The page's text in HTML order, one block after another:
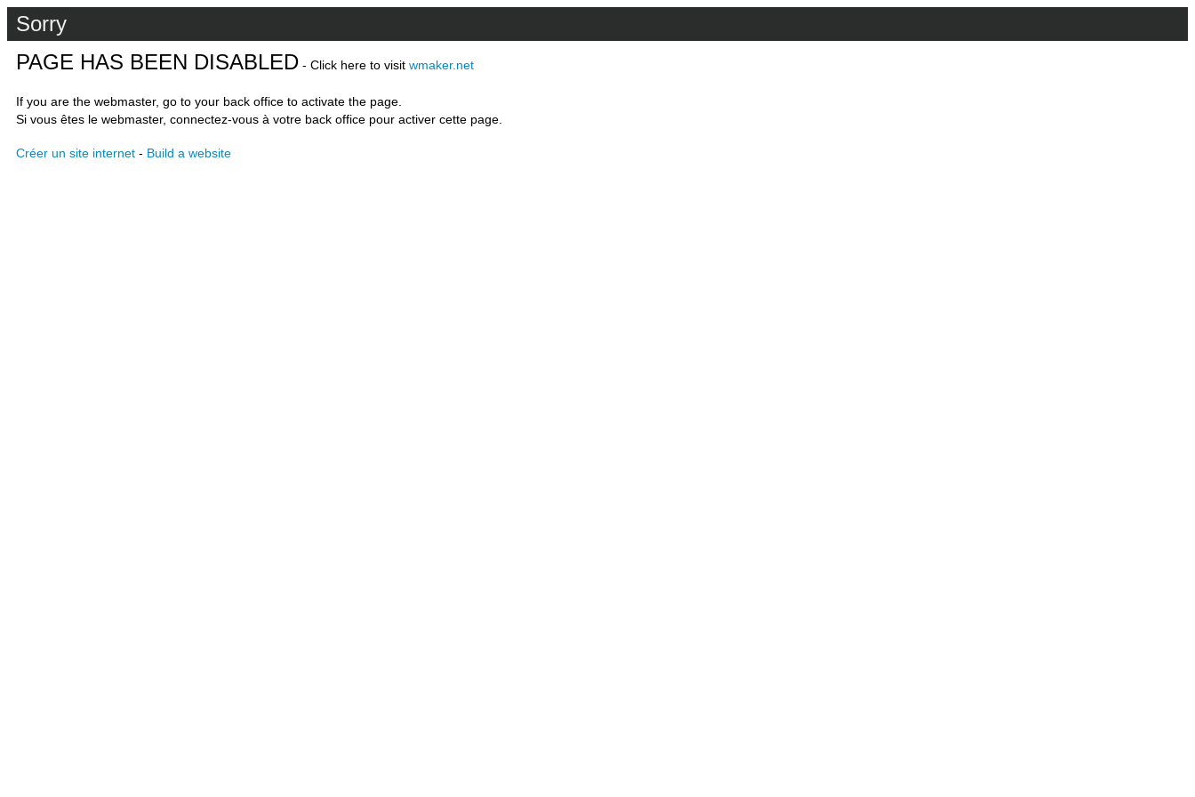
Sorry
PAGE HAS BEEN DISABLED - Click here to visit wmaker.net
If you are the webmaster, go to your back office to activate the page.
Si vous êtes le webmaster, connectez-vous à votre back office pour activer cette page.
Créer un site internet - Build a website